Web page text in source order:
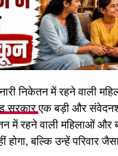
नेगी के मुताबिक, जिस
पूरी तरह सुरक्षित नहीं है।
निकेतन में रहने वाली
सरकारएक बड़ी और
में रहने वाली महिलाओं और
होगा, बल्कि उन्हें परिवार